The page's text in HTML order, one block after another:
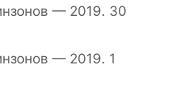
— 2019. 30
— 2019. 1